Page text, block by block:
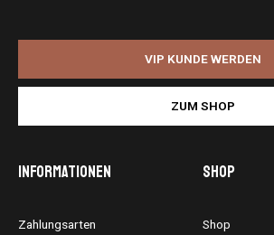
VIP KUNDE WERDEN
ZUM SHOP
Informationen
Zahlungsarten
Shop
Shop